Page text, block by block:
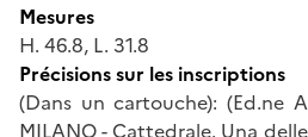
Mesures
H. 46.8, L. 31.8
Précisions sur les inscriptions
(Dans un cartouche): (Ed.ne
MILANO - Cattedrale. Una